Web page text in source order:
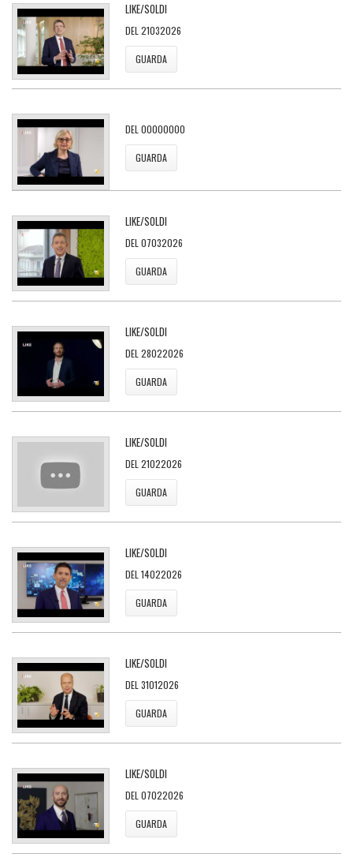
LIKE/SOLDI
DEL 21032026
GUARDA
DEL 00000000
GUARDA
LIKE/SOLDI
DEL 07032026
GUARDA
LIKE/SOLDI
DEL 28022026
GUARDA
LIKE/SOLDI
DEL 21022026
GUARDA
LIKE/SOLDI
DEL 14022026
GUARDA
LIKE/SOLDI
DEL 31012026
GUARDA
LIKE/SOLDI
DEL 07022026
GUARDA